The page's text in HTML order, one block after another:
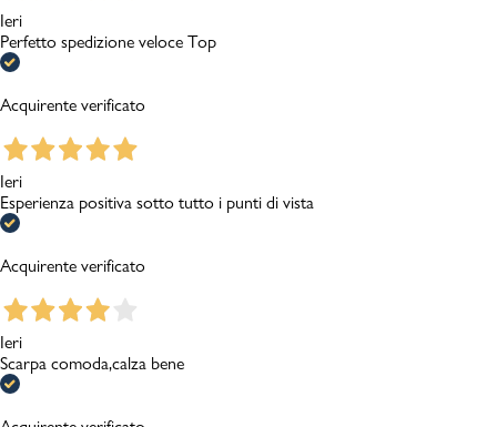
Ieri
Perfetto spedizione veloce Top
Acquirente verificato
Ieri
Esperienza positiva sotto tutto i punti di vista
Acquirente verificato
Ieri
Scarpa comoda,calza bene